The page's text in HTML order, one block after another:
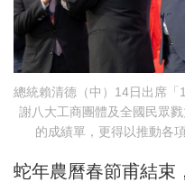
總統賴清德（中）14日出席
謝八大工商團體及全國民眾
的成績單，更得以推動各
蛇年農曆春節甫結束